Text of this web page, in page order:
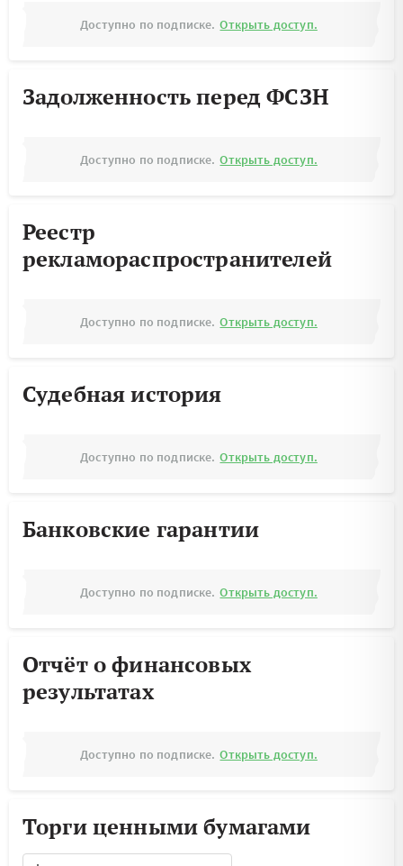
Доступно по подписке. Открыть доступ.
Задолженность перед ФСЗН
Доступно по подписке. Открыть доступ.
Реестр
рекламораспространителей
Доступно по подписке. Открыть доступ.
Судебная история
Доступно по подписке. Открыть доступ.
Банковские гарантии
Доступно по подписке. Открыть доступ.
Отчёт о финансовых
результатах
Доступно по подписке. Открыть доступ.
Торги ценными бумагами